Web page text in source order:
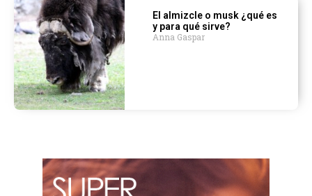
El almizcle o musk ¿qué es
y para qué sirve?
Anna Gaspar